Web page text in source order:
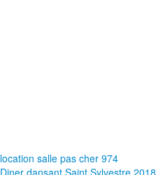
location salle pas cher 974